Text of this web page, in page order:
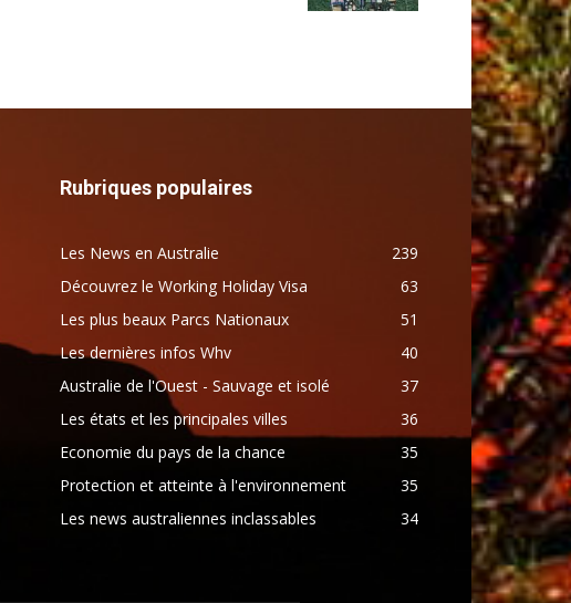
Rubriques populaires
Les News en Australie
239
Découvrez le Working Holiday Visa
63
Les plus beaux Parcs Nationaux
51
Les dernières infos Whv
40
Australie de l'Ouest - Sauvage et isolé
37
Les états et les principales villes
36
Economie du pays de la chance
35
Protection et atteinte à l'environnement
35
Les news australiennes inclassables
34